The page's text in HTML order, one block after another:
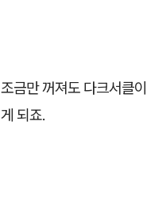
조금만 꺼져도 다크서클
게 되죠.